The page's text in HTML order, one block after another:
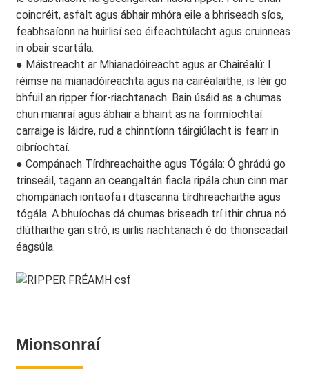
coincréit, asfalt agus ábhair mhóra eile a bhriseadh síos,
feabhsaíonn na huirlisí seo éifeachtúlacht agus cruinneas
in obair scartála.
● Máistreacht ar Mhianadóireacht agus ar Chairéalú: I
réimse na mianadóireachta agus na cairéalaithe, is léir go
bhfuil an ripper fíor-riachtanach. Bain úsáid as a chumas
chun mianraí agus ábhair a bhaint as na foirmíochtaí
carraige is láidre, rud a chinntíonn táirgiúlacht is fearr in
oibríochtaí.
● Compánach Tírdhreachaithe agus Tógála: Ó ghrádú go
trinseáil, tagann an ceangaltán fiacla ripála chun cinn mar
chompánach iontaofa i dtascanna tírdhreachaithe agus
tógála. A bhuíochas dá chumas briseadh trí ithir chrua nó
dlúthaithe gan stró, is uirlis riachtanach é do thionscadail
éagsúla.
Mionsonraí